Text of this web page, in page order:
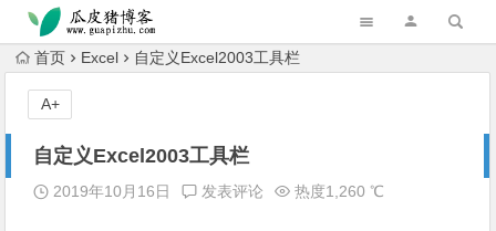
跳转到主内容
首页 Excel 自定义Excel2003工具栏
自定义Excel2003工具栏
2019年10月16日 发表评论 热度1,260 ℃
A+